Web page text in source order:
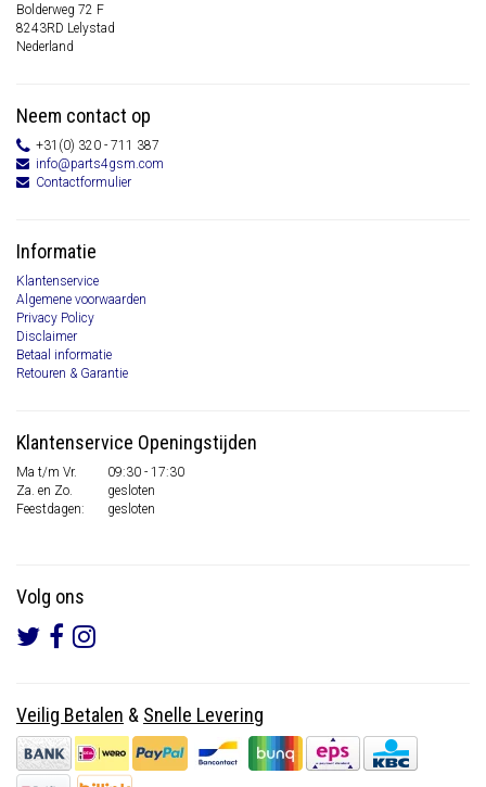
Bolderweg 72 F
8243RD Lelystad
Nederland
Neem contact op
+31(0) 320 - 711 387
info@parts4gsm.com
Contactformulier
Informatie
Klantenservice
Algemene voorwaarden
Privacy Policy
Disclaimer
Betaal informatie
Retouren & Garantie
Klantenservice Openingstijden
Ma t/m Vr.
09:30 - 17:30
Za. en Zo.
gesloten
Feestdagen:
gesloten
Volg ons
Veilig Betalen & Snelle Levering